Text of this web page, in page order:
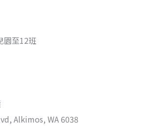
園至12班
Alkimos, WA 6038